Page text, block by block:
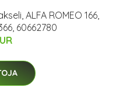
ALFA ROMEO 166,
60662780